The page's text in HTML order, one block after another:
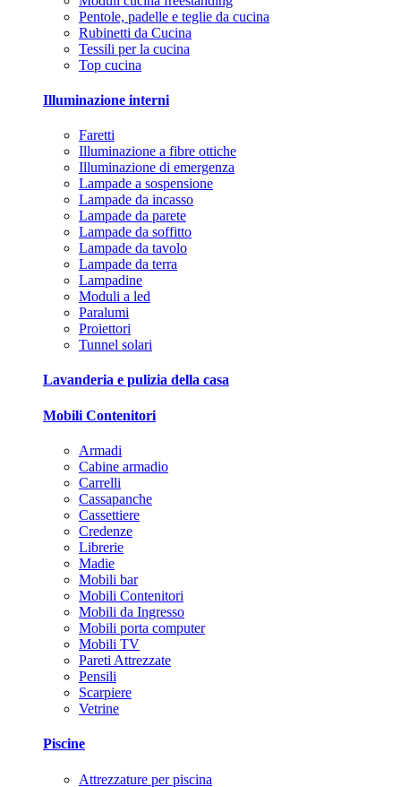
Pentole, padelle e teglie da cucina
Rubinetti da Cucina
Tessili per la cucina
Top cucina
Illuminazione interni
Faretti
Illuminazione a fibre ottiche
Illuminazione di emergenza
Lampade a sospensione
Lampade da incasso
Lampade da parete
Lampade da soffitto
Lampade da tavolo
Lampade da terra
Lampadine
Moduli a led
Paralumi
Proiettori
Tunnel solari
Lavanderia e pulizia della casa
Mobili Contenitori
Armadi
Cabine armadio
Carrelli
Cassapanche
Cassettiere
Credenze
Librerie
Madie
Mobili bar
Mobili Contenitori
Mobili da Ingresso
Mobili porta computer
Mobili TV
Pareti Attrezzate
Pensili
Scarpiere
Vetrine
Piscine
Attrezzature per piscina